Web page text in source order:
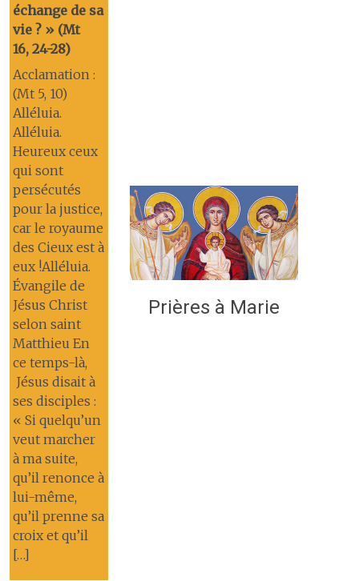
échange de sa
vie ? » (Mt
16, 24-28)
Acclamation :
(Mt 5, 10)
Alléluia.
Alléluia.
Heureux ceux
qui sont
persécutés
pour la justice,
car le royaume
des Cieux est à
eux !Alléluia.
Évangile de
Jésus Christ
selon saint
Matthieu En
ce temps-là,
Jésus disait à
ses disciples :
« Si quelqu’un
veut marcher
à ma suite,
qu’il renonce à
lui-même,
qu’il prenne sa
croix et qu’il
[…]
Prières à Marie